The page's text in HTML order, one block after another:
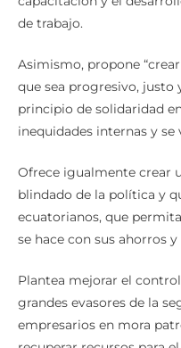
de trabajo.
Asimismo, propone
que sea progresivo, justo
principio de solidaridad
inequidades internas y se
Ofrece igualmente crear
blindado de la política y
ecuatorianos, que
se hace con sus ahorros
Plantea mejorar el
grandes evasores de la
empresarios en mora